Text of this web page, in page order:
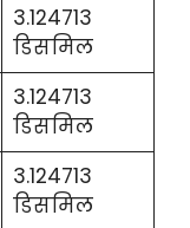
3.124713
डिसमिल
3.124713
डिसमिल
3.124713
डिसमिल